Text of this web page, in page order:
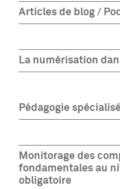
Articles de blog /
La numérisation
Pédagogie
Monitorage des
fondamentales au
obligatoire